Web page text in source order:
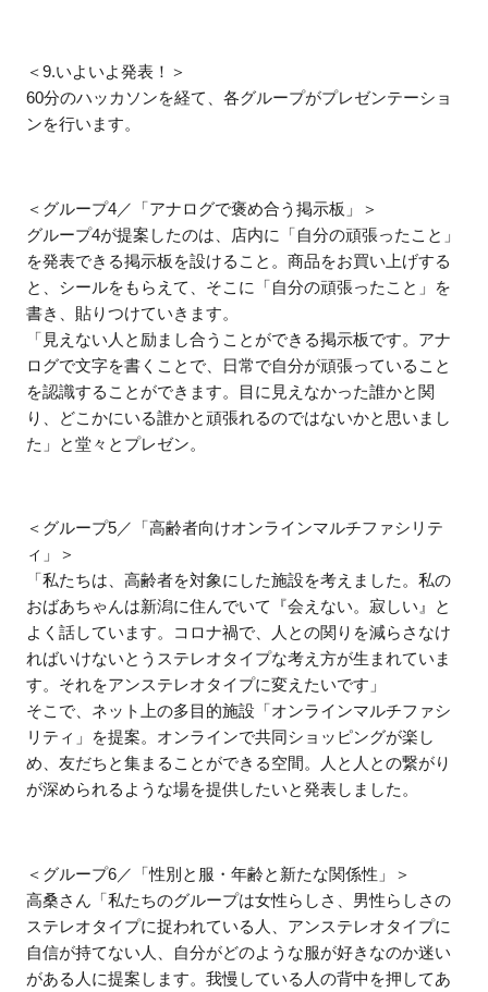
＜9.いよいよ発表！＞
60分のハッカソンを経て、各グループがプレゼンテーショ
ンを行います。
＜グループ4／「アナログで褒め合う掲示板」＞
グループ4が提案したのは、店内に「自分の頑張ったこと」
を発表できる掲示板を設けること。商品をお買い上げする
と、シールをもらえて、そこに「自分の頑張ったこと」を
書き、貼りつけていきます。
「見えない人と励まし合うことができる掲示板です。アナ
ログで文字を書くことで、日常で自分が頑張っていること
を認識することができます。目に見えなかった誰かと関
り、どこかにいる誰かと頑張れるのではないかと思いまし
た」と堂々とプレゼン。
＜グループ5／「高齢者向けオンラインマルチファシリテ
ィ」＞
「私たちは、高齢者を対象にした施設を考えました。私の
おばあちゃんは新潟に住んでいて『会えない。寂しい』と
よく話しています。コロナ禍で、人との関りを減らさなけ
ればいけないとうステレオタイプな考え方が生まれていま
す。それをアンステレオタイプに変えたいです」
そこで、ネット上の多目的施設「オンラインマルチファシ
リティ」を提案。オンラインで共同ショッピングが楽し
め、友だちと集まることができる空間。人と人との繋がり
が深められるような場を提供したいと発表しました。
＜グループ6／「性別と服・年齢と新たな関係性」＞
高桑さん「私たちのグループは女性らしさ、男性らしさの
ステレオタイプに捉われている人、アンステレオタイプに
自信が持てない人、自分がどのような服が好きなのか迷い
がある人に提案します。我慢している人の背中を押してあ